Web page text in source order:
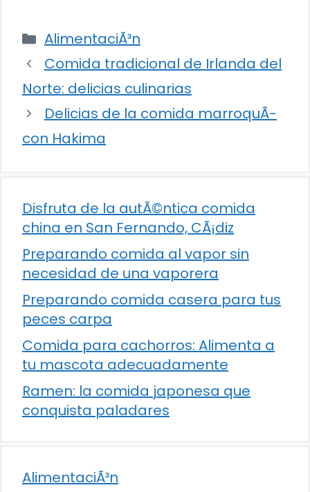
Categorías
AlimentaciÃ³n
Comida tradicional de Irlanda del
Norte: delicias culinarias
Delicias de la comida marroquÃ­
con Hakima
Disfruta de la autÃ©ntica comida
china en San Fernando, CÃ¡diz
Preparando comida al vapor sin
necesidad de una vaporera
Preparando comida casera para tus
peces carpa
Comida para cachorros: Alimenta a
tu mascota adecuadamente
Ramen: la comida japonesa que
conquista paladares
AlimentaciÃ³n